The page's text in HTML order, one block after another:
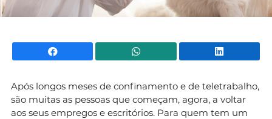
Facebook WhatsApp
Após longos meses de confinamento e de teletrabalho,
são muitas as pessoas que começam, agora, a voltar
aos seus empregos e escritórios. Para quem tem um